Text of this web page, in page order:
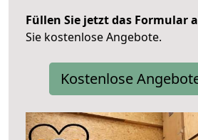
Füllen Sie jetzt das Formular
Sie kostenlose Angebote.
Kostenlose